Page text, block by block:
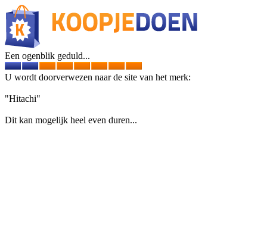
Een ogenblik geduld...
U wordt doorverwezen naar de site van het merk:
"Hitachi"
Dit kan mogelijk heel even duren...